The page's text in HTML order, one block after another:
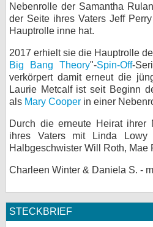
Nebenrolle der Samantha
der Seite ihres Vaters Jeff
Hauptrolle inne hat.
2017 erhielt sie die Hauptrolle
Big Bang Theory"-Spin-Off-
verkörpert damit erneut die
Laurie Metcalf ist seit Beginn
als Mary Cooper in einer
Durch die erneute Heirat ihrer
ihres Vaters mit Linda
Halbgeschwister Will Roth, Mae
Charleen Winter & Daniela S. -
STECKBRIEF